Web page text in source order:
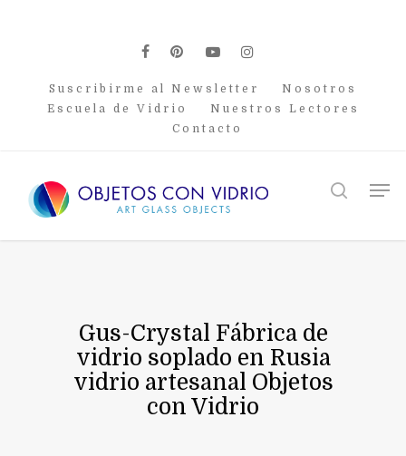
facebook
pinterest
youtubeinstagram
Suscribirme al Newsletter
Nosotros
Escuela de Vidrio
Nuestros Lectores
Contacto
search
Gus-Crystal Fábrica de
vidrio soplado en Rusia
vidrio artesanal Objetos
con Vidrio